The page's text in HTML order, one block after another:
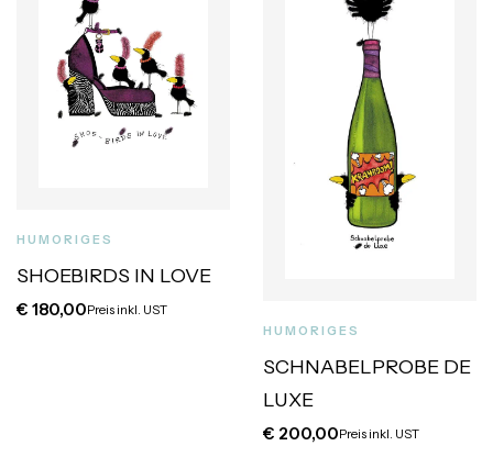
HUMORIGES
SHOEBIRDS IN LOVE
€ 180,00Preis inkl. UST
HUMORIGES
SCHNABELPROBE DE
LUXE
€ 200,00Preis inkl. UST